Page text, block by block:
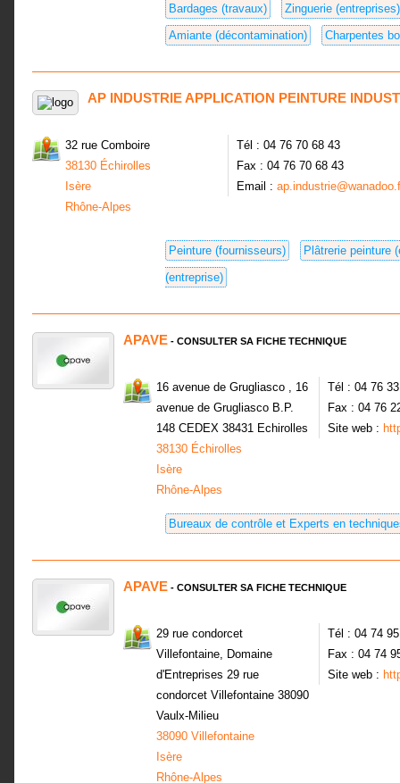
Bardages (travaux)
Zinguerie (entreprises)
Amiante (décontamination)
Charpentes
AP INDUSTRIE APPLICATION PEINTURE
32 rue Comboire
38130 Échirolles
Isère
Rhône-Alpes
Tél : 04 76 70 68 43
Fax : 04 76 70 68 43
Email :
Peinture (fournisseurs)
Plâtrerie peinture
(entreprise)
APAVE - CONSULTER SA FICHE TECHNIQUE
16 avenue de Grugliasco , 16
avenue de Grugliasco B.P.
148 CEDEX 38431 Echirolles
38130 Échirolles
Isère
Rhône-Alpes
Tél : 04 76
Fax : 04 76
Site web :
Bureaux de contrôle et Experts en
APAVE - CONSULTER SA FICHE TECHNIQUE
29 rue condorcet
Villefontaine, Domaine
d'Entreprises 29 rue
condorcet Villefontaine 38090
Vaulx-Milieu
38090 Villefontaine
Isère
Rhône-Alpes
Tél : 04 74
Fax : 04 74
Site web :